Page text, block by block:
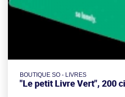
BOUTIQUE SO - LIVRES
"Le petit Livre Vert", 200